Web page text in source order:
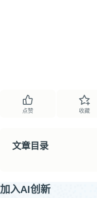
点赞 收藏
文章目录
加入AI创新